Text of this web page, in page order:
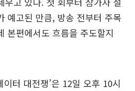
예고된 만큼, 방송 전부터 주목
본편에서도 흐름을 주도할지
이터 대전쟁’은 12일 오후 10시